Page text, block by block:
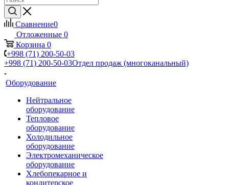
Сравнение0
Отложенные 0
Корзина 0
+998 (71) 200-50-03
+998 (71) 200-50-03Отдел продаж (многоканальный)
Оборудование
Нейтральное
оборудование
Тепловое
оборудование
Холодильное
оборудование
Электромеханическое
оборудование
Хлебопекарное и
кондитерское